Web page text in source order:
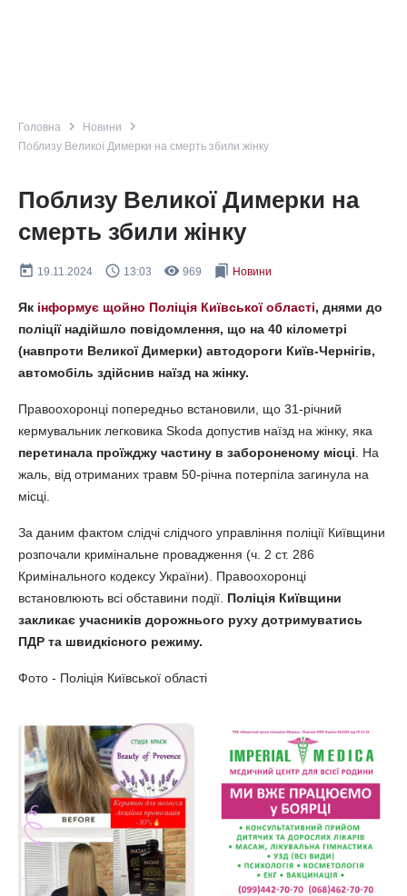
Головна navigate_next Новини navigate_next
Поблизу Великої Димерки на смерть збили жінку
Поблизу Великої Димерки на
смерть збили жінку
today 19.11.2024 query_builder 13:03 remove_red_eye 969 bookmarks Новини
Як інформує щойно Поліція Київської області, днями до
поліції надійшло повідомлення, що на 40 кілометрі
(навпроти Великої Димерки) автодороги Київ-Чернігів,
автомобіль здійснив наїзд на жінку.
Правоохоронці попередньо встановили, що 31-річний
кермувальник легковика Skoda допустив наїзд на жінку, яка
перетинала проїжджу частину в забороненому місці . На
жаль, від отриманих травм 50-річна потерпіла загинула на
місці.
За даним фактом слідчі слідчого управління поліції Київщини
розпочали кримінальне провадження (ч. 2 ст. 286
Кримінального кодексу України). Правоохоронці
встановлюють всі обставини події. Поліція Київщини
закликає учасників дорожнього руху дотримуватись
ПДР та швидкісного режиму.
Фото - Поліція Київської області